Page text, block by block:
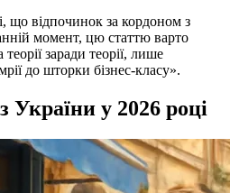
що відпочинок за кордоном з
момент, цю статтю варто
заради теорії, лише
до шторки бізнес‑класу».
України у 2026 році